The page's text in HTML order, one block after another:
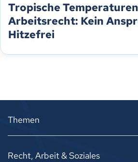
Tropische
Arbeitsrecht: Kein
Hitzefrei
Themen
Recht, Arbeit & Soziales